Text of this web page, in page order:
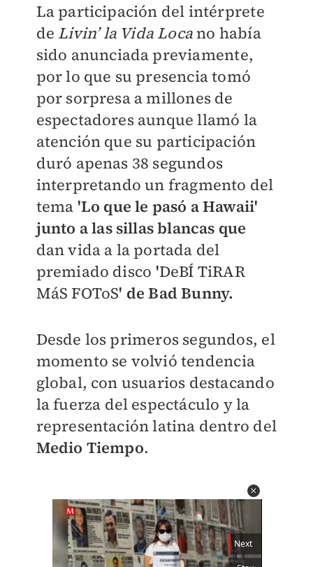
La participación del intérprete
de Livin’ la Vida Locano había
sido anunciada previamente,
por lo que su presencia tomó
por sorpresa a millones de
espectadores aunque llamó la
atención que su participación
duró apenas 38 segundos
interpretando un fragmento del
tema 'Lo que le pasó a Hawaii'
junto a las sillas blancas que
dan vida a la portada del
premiado disco 'DeBÍ TiRAR
MáS FOToS' de Bad Bunny.
Desde los primeros segundos, el
momento se volvió tendencia
global, con usuarios destacando
la fuerza del espectáculo y la
representación latina dentro del
Medio Tiempo.